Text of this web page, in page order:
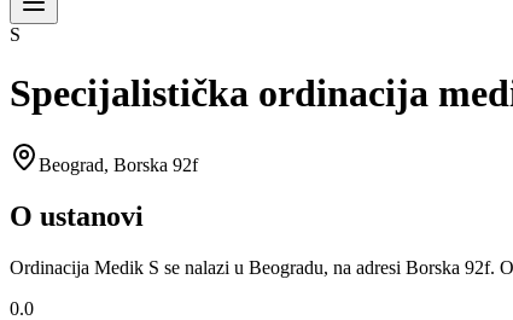
S
Specijalistička ordinacija
Beograd, Borska 92f
O ustanovi
Ordinacija Medik S se nalazi u Beogradu, na adresi Borska 92f.
0.0